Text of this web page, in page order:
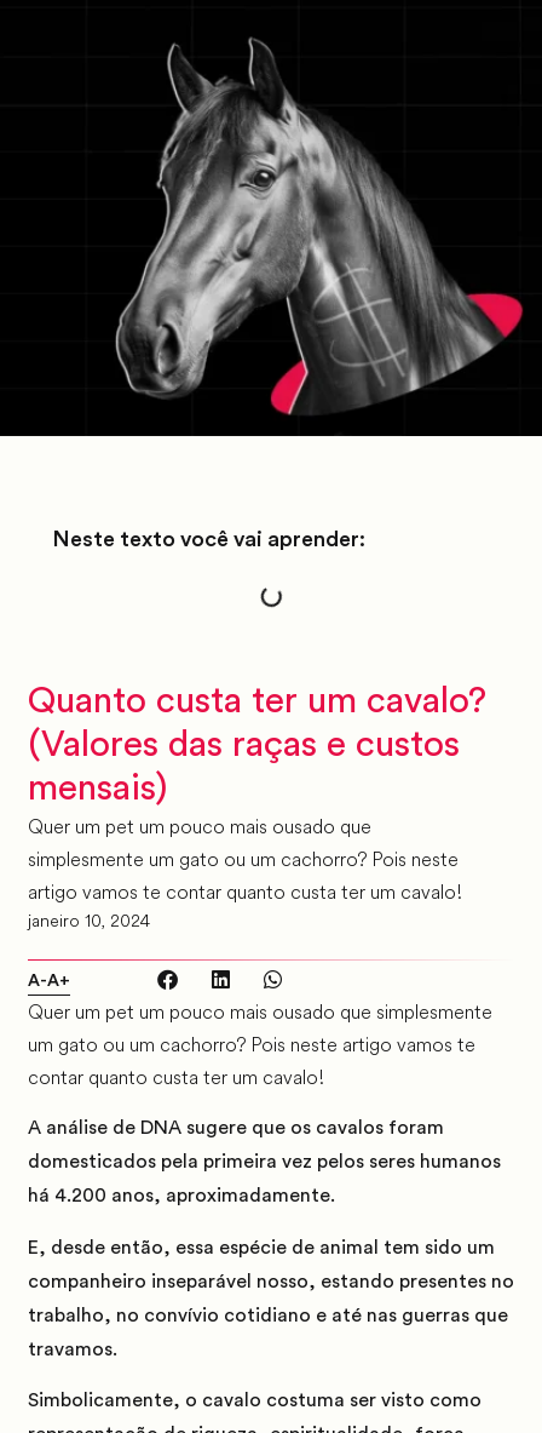
Quanto custa ter um cavalo?
(Valores das raças e custos
mensais)
Quer um pet um pouco mais ousado que
simplesmente um gato ou um cachorro? Pois neste
artigo vamos te contar quanto custa ter um cavalo!
janeiro 10, 2024
A-A+
Quer um pet um pouco mais ousado que simplesmente
um gato ou um cachorro? Pois neste artigo vamos te
contar quanto custa ter um cavalo!
A análise de DNA sugere que os cavalos foram
domesticados pela primeira vez pelos seres humanos
há 4.200 anos, aproximadamente.
E, desde então, essa espécie de animal tem sido um
companheiro inseparável nosso, estando presentes no
trabalho, no convívio cotidiano e até nas guerras que
travamos.
Simbolicamente, o cavalo costuma ser visto como
Neste texto você vai aprender: